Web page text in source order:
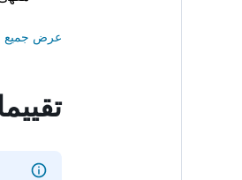
عرض جميع